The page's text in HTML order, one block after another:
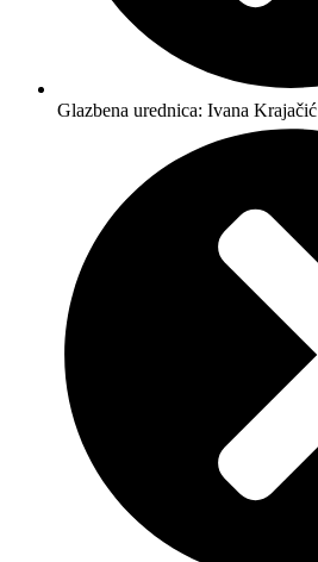
Glazbena urednica: Ivana Krajačić